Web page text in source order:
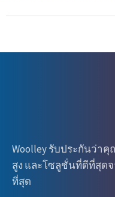
Woolley รับประกันว่า
สูง และโซลูชั่นที่ดีที่สุด
ที่สุด